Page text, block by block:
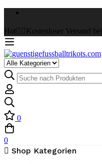
Hot ✌🏼Kostenloser Versand
Select
a
Category
Suche
nach:
0
0
Shop Kategorien